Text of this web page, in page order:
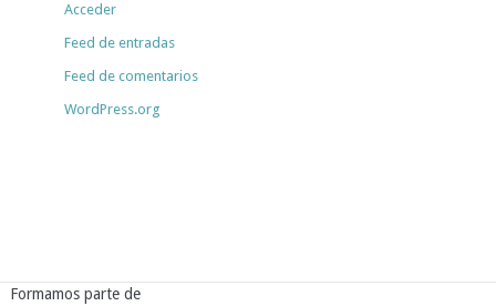
Acceder
Feed de entradas
Feed de comentarios
WordPress.org
Formamos parte de